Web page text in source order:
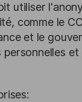
utiliser
comme le
et le
et